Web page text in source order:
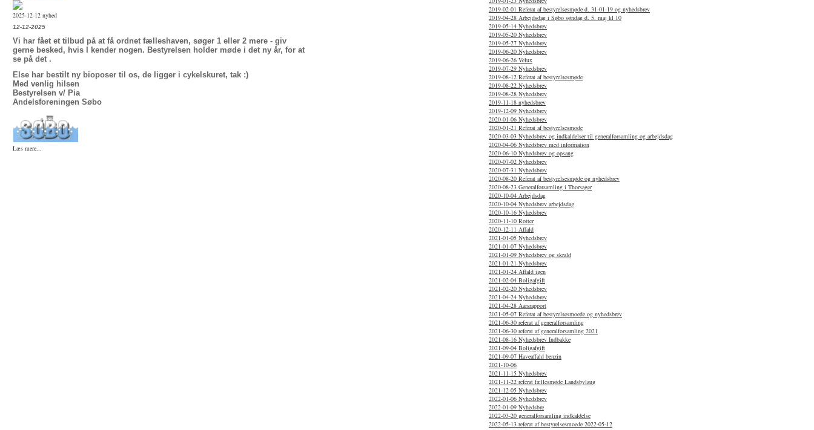
2025-12-12 nyhed
12-12-2025
Vi har fået et tilbud på at få ordnet fælleshaven, søger 1 eller 2 mere - giv
gerne besked, hvis I kender nogen. Bestyrelsen holder møde i det ny år, for at
se på det .
Else har bestilt ny bioposer til os, de ligger i cykelskuret, tak :)
Med venlig hilsen
Bestyrelsen v/ Pia
Andelsforeningen Søbo
Læs mere...
2019-02-01 Referat af bestyrelsesmøde d. 31-01-19 og nyhedsbrev
2019-04-28 Arbejdsdag i Søbo søndag d. 5. maj kl 10
2019-05-14 Nyhedsbrev
2019-05-20 Nyhedsbrev
2019-05-27 Nyhedsbrev
2019-06-20 Nyhedsbrev
2019-06-26 Velux
2019-07-29 Nyhedsbrev
2019-08-12 Referat af bestyrelsesmøde
2019-08-22 Nyhedsbrev
2019-08-28 Nyhedsbrev
2019-11-18 nyhedsbrev
2019-12-09 Nyhedsbrev
2020-01-06 Nyhedsbrev
2020-01-21 Referat af bestyrelsesmode
2020-03-03 Nyhedsbrev og indkaldelser til generalforsamling og arbejdsdag
2020-04-06 Nyhedsbrev med information
2020-06-10 Nyhedsbrev og opsang
2020-07-02 Nyhedsbrev
2020-07-31 Nyhedsbrev
2020-08-20 Referat af bestyrelsesmøde og nyhedsbrev
2020-08-23 Generalforsamling i Thorsager
2020-10-04 Arbejdsdag
2020-10-04 Nyhedsbrev arbejdsdag
2020-10-16 Nyhedsbrev
2020-11-10 Rotter
2020-12-11 Affald
2021-01-05 Nyhedsbrev
2021-01-07 Nyhedsbrev
2021-01-09 Nyhedsbrev og skrald
2021-01-21 Nyhedsbrev
2021-01-24 Affald igen
2021-02-04 Boligafgift
2021-02-20 Nyhedsbrev
2021-04-24 Nyhedsbrev
2021-04-28 Aarsrapport
2021-05-07 Referat af bestyrelsesmoede og nyhedsbrev
2021-06-30 referat af generalforsamling
2021-06-30 referat af generalforsamling 2021
2021-08-16 Nyhedsbrev Indbakke
2021-09-04 Boligafgift
2021-09-07 Haveaffald benzin
2021-10-06
2021-11-15 Nyhedsbrev
2021-11-22 referat fællesmøde Landsbylaug
2021-12-05 Nyhedsbrev
2022-01-06 Nyhedsbrev
2022-01-09 Nyhedsbre
2022-03-20 generalforsamling indkaldelse
2022-05-13 referat af bestyrelsesmoede 2022-05-12